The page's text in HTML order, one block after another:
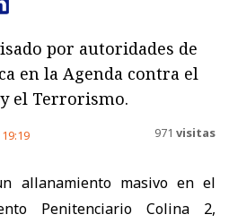
por autoridades de
en la Agenda contra el
el Terrorismo.
19:19 971 visitas
allanamiento masivo en el
Penitenciario Colina 2,